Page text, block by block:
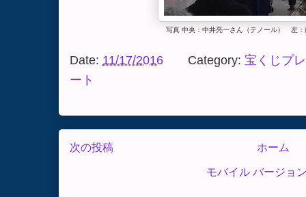
写真 中央：中井亮一さん（テノール） 左：
Date: 11/17/2016 Category: 宝くじプ
ート
次の投稿 ホーム
モバイル バージョ